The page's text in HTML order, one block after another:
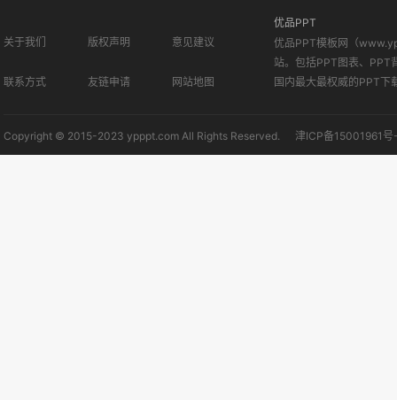
关于我们 版权声明 意见建议
联系方式 友链申请 网站地图
优品PPT
优品PPT模板网（
站。包括PPT图表、PPT
国内最大最权威的PPT下
Copyright © 2015-2023 ypppt.com All Rights Reserved. 津ICP备15001961号